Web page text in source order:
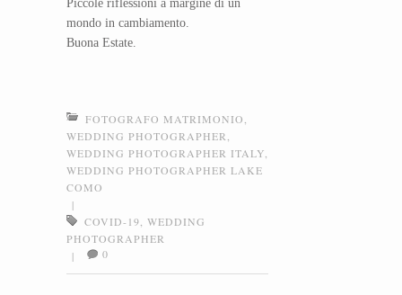
Piccole riflessioni a margine di un
mondo in cambiamento.
Buona Estate.
FOTOGRAFO MATRIMONIO,
WEDDING PHOTOGRAPHER,
WEDDING PHOTOGRAPHER ITALY,
WEDDING PHOTOGRAPHER LAKE
COMO
|
COVID-19, WEDDING
PHOTOGRAPHER
|
0